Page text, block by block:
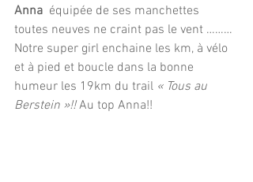
Anna
  équipée de ses manchettes
toutes neuves ne craint pas le vent ………
Notre super girl enchaine les km, à vélo
et à pied et boucle dans la bonne
humeur les 19km du trail « Tous au
Berstein »!! Au top Anna!!